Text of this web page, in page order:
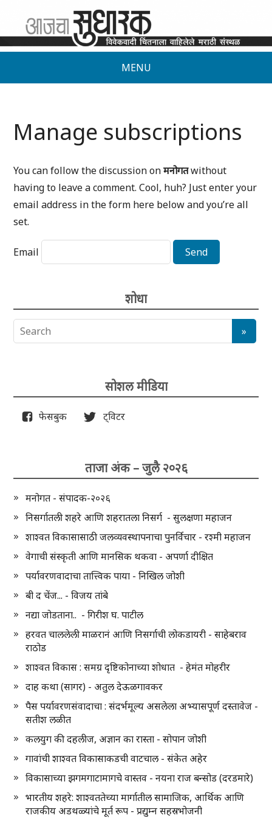
MENU
Manage subscriptions
You can follow the discussion onमनोगतwithout
having to leave a comment. Cool, huh? Just enter your
email address in the form here below and you’re all
set.
Email
शोधा
सोशल मीडिया
फेसबुक ट्विटर
ताजा अंक – जुलै २०२६
मनोगत - संपादक-२०२६
निसर्गातली शहरे आणि शहरातला निसर्ग - सुलक्षणा महाजन
शाश्वत विकासासाठी जलव्यवस्थापनाचा पुनर्विचार - रश्मी महाजन
वेगाची संस्कृती आणि मानसिक थकवा - अपर्णा दीक्षित
पर्यावरणवादाचा तात्त्विक पाया - निखिल जोशी
बी द चेंज... - विजय तांबे
नद्या जोडताना.. - गिरीश घ. पाटील
हरवत चाललेली माळरानं आणि निसर्गाची लोकडायरी - साहेबराव
राठोड
शाश्वत विकास : समग्र दृष्टिकोनाच्या शोधात - हेमंत मोहरीर
दाह कथा (सागर) - अतुल देऊळगावकर
पैस पर्यावरणसंवादाचा : संदर्भमूल्य असलेला अभ्यासपूर्ण दस्तावेज -
सतीश लळीत
कलयुग की दहलीज, अज्ञान का रास्ता - सोपान जोशी
गावांची शाश्वत विकासाकडची वाटचाल - संकेत अहेर
विकासाच्या झगमगाटामागचे वास्तव - नयना राज बन्सोड (दरडमारे)
भारतीय शहरे: शाश्वततेच्या मार्गातील सामाजिक, आर्थिक आणि
राजकीय अडथळ्यांचे मूर्त रूप - प्रद्युम्न सहस्रभोजनी